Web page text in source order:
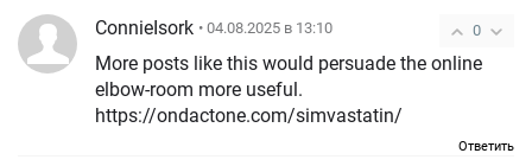
0
ConnieIsork • 04.08.2025 в 13:10
More posts like this would persuade the online
elbow-room more useful.
https://ondactone.com/simvastatin/
Ответить